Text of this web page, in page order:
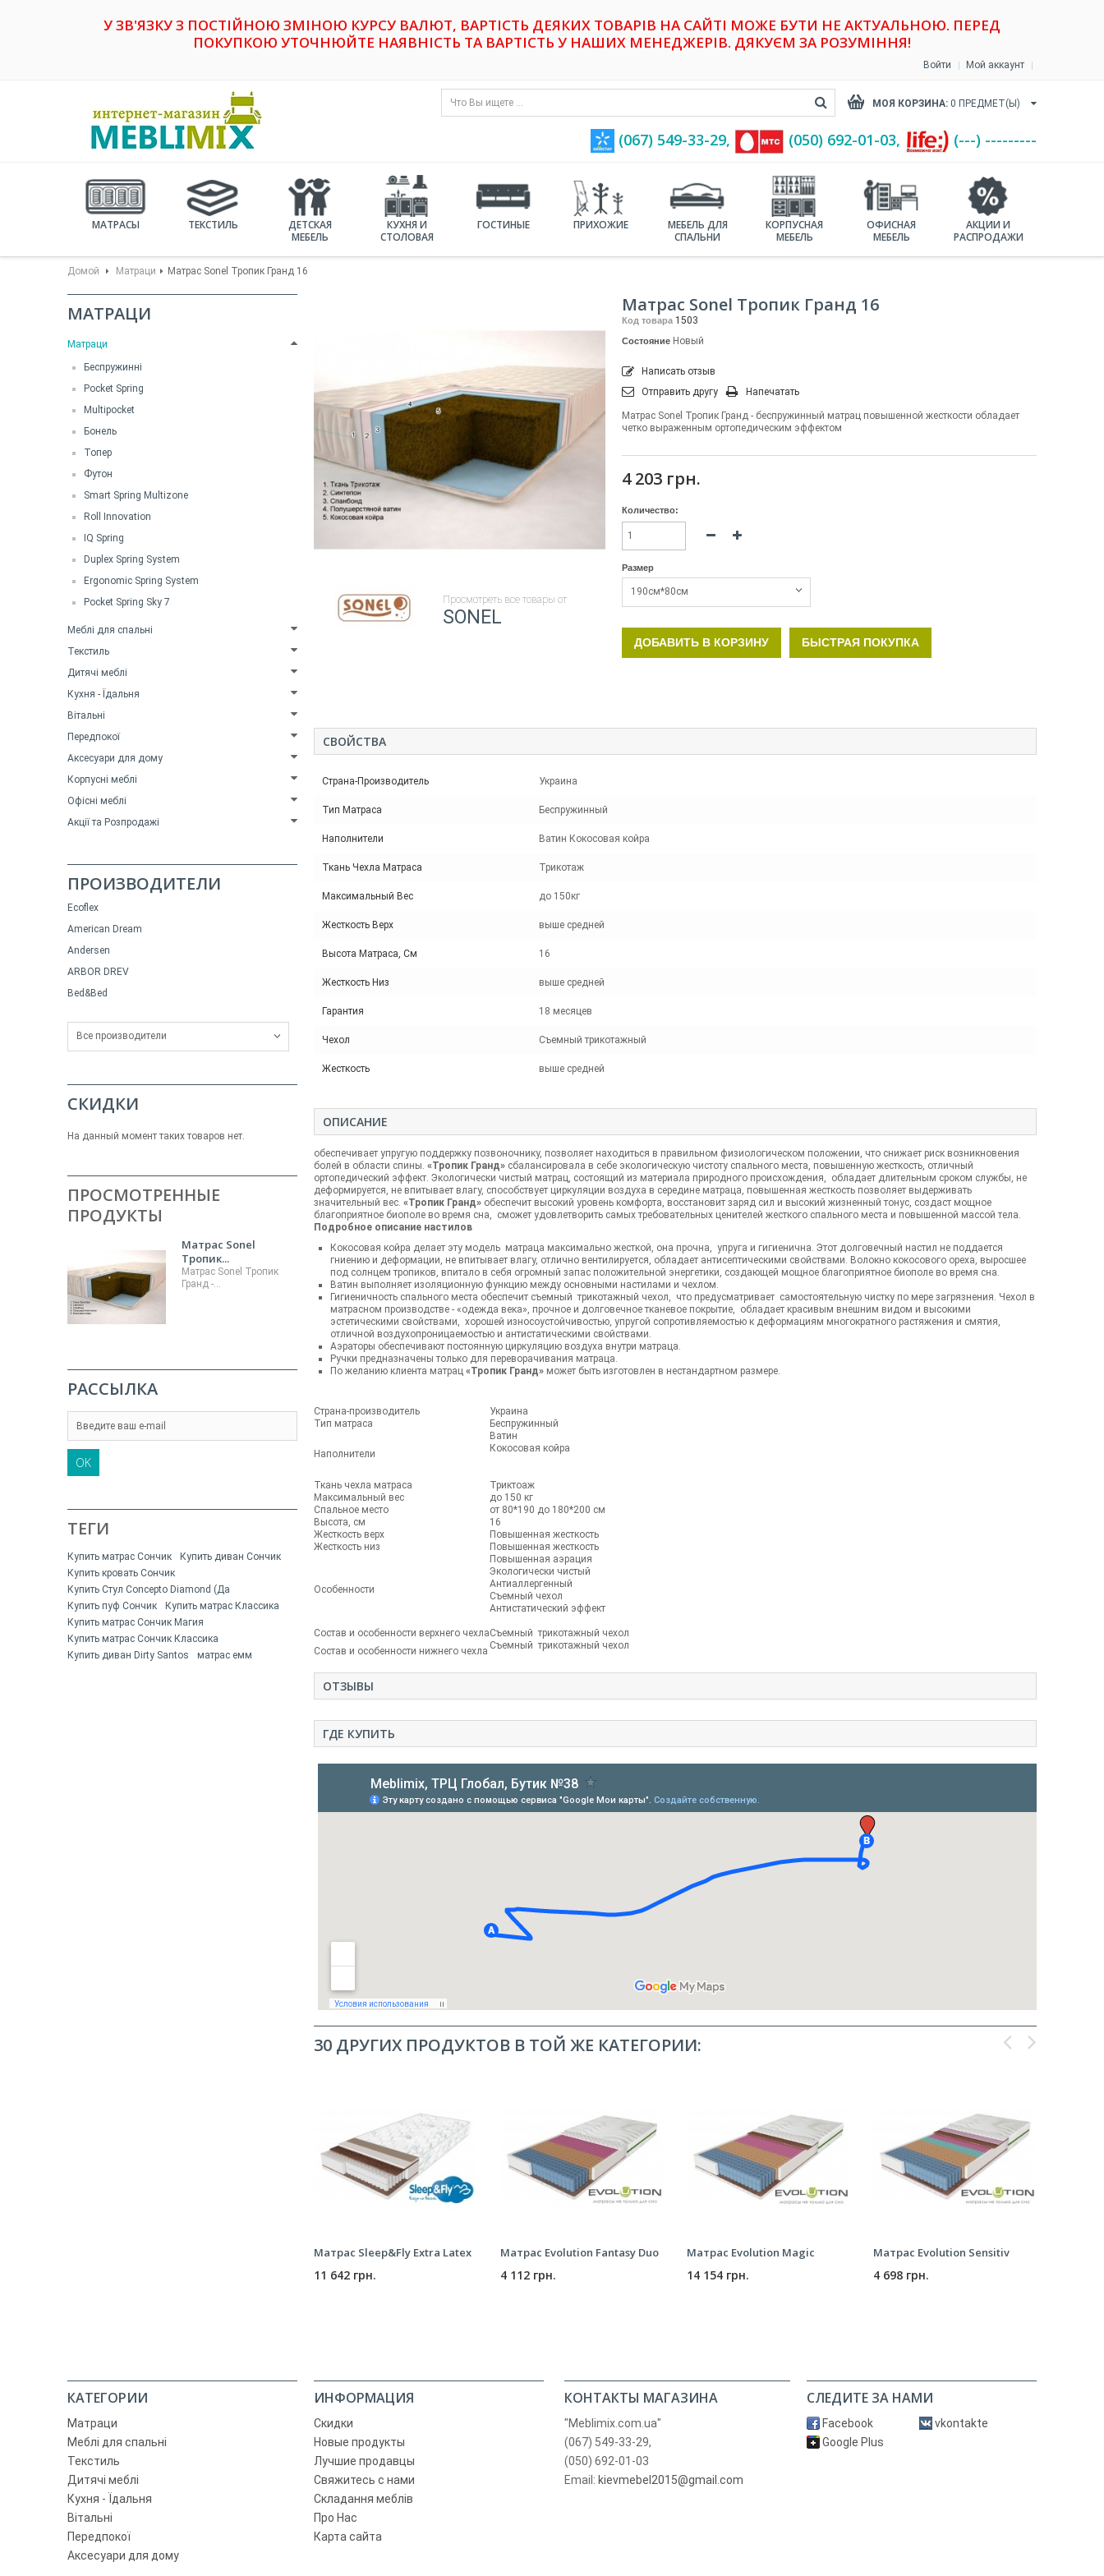
У ЗВ'ЯЗКУ З ПОСТІЙНОЮ ЗМІНОЮ КУРСУ ВАЛЮТ, ВАРТІСТЬ ДЕЯКИХ ТОВАРІВ НА САЙТІ МОЖЕ БУТИ НЕ АКТУАЛЬНОЮ. ПЕРЕД
ПОКУПКОЮ УТОЧНЮЙТЕ НАЯВНІСТЬ ТА ВАРТІСТЬ У НАШИХ МЕНЕДЖЕРІВ. ДЯКУЄМ ЗА РОЗУМІННЯ!
Войти Мой аккаунт
МОЯ КОРЗИНА: 0 ПРЕДМЕТ(Ы)
(067) 549-33-29, (‎050) 692-01-03, (---) ---------
МАТРАСЫ ТЕКСТИЛЬ
ДЕТСКАЯ
МЕБЕЛЬ
КУХНЯ И
СТОЛОВАЯ
ГОСТИНЫЕ ПРИХОЖИЕ
МЕБЕЛЬ ДЛЯ
СПАЛЬНИ
КОРПУСНАЯ
МЕБЕЛЬ
ОФИСНАЯ
МЕБЕЛЬ
АКЦИИ И
РАСПРОДАЖИ
Домой Матраци Матрас Sonel Тропик Гранд 16
МАТРАЦИ
Матраци
Беспружинні
Pocket Spring
Multipocket
Бонель
Топер
Футон
Smart Spring Multizone
Roll Innovation
IQ Spring
Duplex Spring System
Ergonomic Spring System
Pocket Spring Sky 7
Меблі для спальні
Текстиль
Дитячі меблі
Кухня - Їдальня
Вітальні
Передпокої
Аксесуари для дому
Корпусні меблі
Офісні меблі
Акції та Розпродажі
ПРОИЗВОДИТЕЛИ
Ecoflex
American Dream
Andersen
ARBOR DREV
Bed&Bed
Все производители
СКИДКИ
На данный момент таких товаров нет.
ПРОСМОТРЕННЫЕ
ПРОДУКТЫ
Матрас Sonel
Тропик...
Матрас Sonel Тропик
Гранд -...
РАССЫЛКА
OK
ТЕГИ
Купить матрас Сончик
Купить диван Сончик
Купить кровать Сончик
Купить Стул Concepto Diamond (Да
Купить пуф Сончик
Купить матрас Классика
Купить матрас Сончик Магия
Купить матрас Сончик Классика
Купить диван Dirty Santos
матрас емм
Просмотреть все товары от
SONEL
Матрас Sonel Тропик Гранд 16
Код товара 1503
Состояние Новый
Написать отзыв
Отправить другу
Напечатать
Матрас Sonel Тропик Гранд - беспружинный матрац повышенной жесткости обладает
четко выраженным ортопедическим эффектом
4 203 грн.
Количество:
Размер
190см*80см
ДОБАВИТЬ В КОРЗИНУ БЫСТРАЯ ПОКУПКА
СВОЙСТВА
Страна-Производитель Украина
Тип Матраса Беспружинный
Наполнители Ватин Кокосовая койра
Ткань Чехла Матраса Трикотаж
Максимальный Вес до 150кг
Жесткость Верх выше средней
Высота Матраса, См 16
Жесткость Низ выше средней
Гарантия 18 месяцев
Чехол Съемный трикотажный
Жесткость выше средней
ОПИСАНИЕ
обеспечивает упругую поддержку позвоночнику, позволяет находиться в правильном физиологическом положении, что снижает риск возникновения
болей в области спины. «Тропик Гранд» сбалансировала в себе экологическую чистоту спального места, повышенную жесткость, отличный
ортопедический эффект. Экологически чистый матрац, состоящий из материала природного происхождения, обладает длительным сроком службы, не
деформируется, не впитывает влагу, способствует циркуляции воздуха в середине матраца, повышенная жесткость позволяет выдерживать
значительный вес. «Тропик Гранд» обеспечит высокий уровень комфорта, восстановит заряд сил и высокий жизненный тонус, создаст мощное
благоприятное биополе во время сна, сможет удовлетворить самых требовательных ценителей жесткого спального места и повышенной массой тела.
Подробное описание настилов
Кокосовая койра делает эту модель матраца максимально жесткой, она прочна, упруга и гигиенична. Этот долговечный настил не поддается
гниению и деформации, не впитывает влагу, отлично вентилируется, обладает антисептическими свойствами. Волокно кокосового ореха, выросшее
под солнцем тропиков, впитало в себя огромный запас положительной энергетики, создающей мощное благоприятное биополе во время сна.
Ватин выполняет изоляционную функцию между основными настилами и чехлом.
Гигиеничность спального места обеспечит съемный трикотажный чехол, что предусматривает самостоятельную чистку по мере загрязнения. Чехол в
матрасном производстве - «одежда века», прочное и долговечное тканевое покрытие, обладает красивым внешним видом и высокими
эстетическими свойствами, хорошей износоустойчивостью, упругой сопротивляемостью к деформациям многократного растяжения и смятия,
отличной воздухопроницаемостью и антистатическими свойствами.
Аэраторы обеспечивают постоянную циркуляцию воздуха внутри матраца.
Ручки предназначены только для переворачивания матраца.
По желанию клиента матрац «Тропик Гранд» может быть изготовлен в нестандартном размере.
Страна-производитель
Украина
Тип матраса
Беспружинный
Наполнители
Ватин
Кокосовая койра
Ткань чехла матраса
Триктоаж
Максимальный вес
до 150 кг
Спальное место
от 80*190 до 180*200 см
Высота, см
16
Жесткость верх
Повышенная жесткость
Жесткость низ
Повышенная жесткость
Особенности
Повышенная аэрация
Экологически чистый
Антиаллергенный
Съемный чехол
Антистатический эффект
Состав и особенности верхнего чехлаСъемный трикотажный чехол
Состав и особенности нижнего чехла Съемный трикотажный чехол
ОТЗЫВЫ
ГДЕ КУПИТЬ
30 ДРУГИХ ПРОДУКТОВ В ТОЙ ЖЕ КАТЕГОРИИ:
Матрас Sleep&Fly Extra Latex
11 642 грн.
Матрас Evolution Fantasy Duo
4 112 грн.
Матрас Evolution Magic
14 154 грн.
Матрас Evolution Sensitiv
4 698 грн.
КАТЕГОРИИ
Матраци
Меблі для спальні
Текстиль
Дитячі меблі
Кухня - Їдальня
Вітальні
Передпокої
Аксесуари для дому
ИНФОРМАЦИЯ
Скидки
Новые продукты
Лучшие продавцы
Свяжитесь с нами
Складання меблів
Про Нас
Карта сайта
КОНТАКТЫ МАГАЗИНА
"Meblimix.com.ua"
(067) 549-33-29,
(050) 692-01-03
Email: kievmebel2015@gmail.com
СЛЕДИТЕ ЗА НАМИ
Facebook
vkontakte
Google Plus